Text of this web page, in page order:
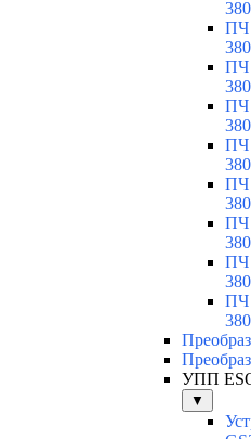
ПЧ
ПЧ
ПЧ
ПЧ
ПЧ
ПЧ
ПЧ
ПЧ
УПП
▼